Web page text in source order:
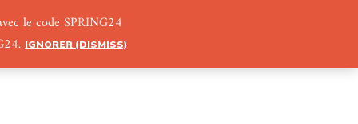
le code SPRING24
IGNORER (DISMISS)